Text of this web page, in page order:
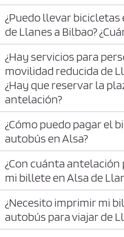
¿Puedo llevar bicicletas
de Llanes a Bilbao?
¿Hay servicios para
movilidad reducida de
¿Hay que reservar la
antelación?
¿Cómo puedo pagar el
autobús en Alsa?
¿Con cuánta
mi billete en Alsa de
¿Necesito imprimir mi
autobús para viajar de